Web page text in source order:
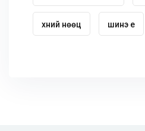
хүний нөөц шинэ үе